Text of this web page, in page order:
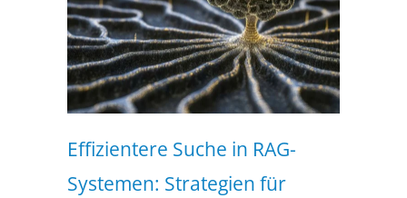
Effizientere Suche in RAG-
Systemen: Strategien für